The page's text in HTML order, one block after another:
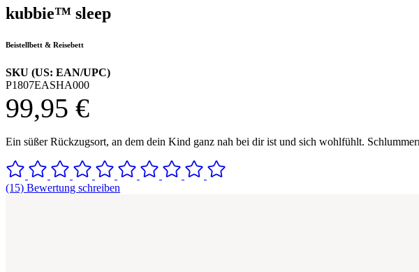
kubbie™ sleep
Beistellbett & Reisebett
SKU (US: EAN/UPC)
P1807EASHA000
99,95 €
Ein süßer Rückzugsort, an dem dein Kind ganz nah bei dir ist und sich wohlfühlt.
(15) Bewertung schreiben